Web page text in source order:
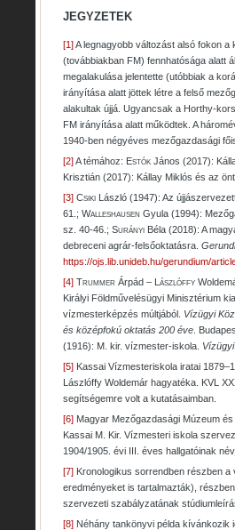
JEGYZETEK
[1]A legnagyobb változást alsó fokon
(továbbiakban FM) fennhatósága alatt
megalakulása jelentette (utóbbiak a
irányítása alatt jöttek létre a felső
alakultak újjá. Ugyancsak a Horthy-
FM irányítása alatt működtek. A
1940-ben négyéves mezőgazdasági
[2]A témához: Estók János (2017):
Krisztián (2017): Kállay Miklós és az
[3] Csiki László (1947): Az
61.; Walleshausen Gyula (1994):
sz. 40-46.; Surányi Béla (2018): A
debreceni agrár-felsőoktatásra.
https://ojs.lib.unideb.hu/gerundium/
[4] Trummer Árpád – Lászlóffy
Királyi Földművelésügyi Minisztérium
vízmesterképzés múltjából. Vízügyi
és középfokú oktatás 200 éve .
(1916): M. kir. vízmester-iskola.
[5] Kassai Vízmesteriskola iratai
Lászlóffy Woldemár hagyatéka. KVL
segítségemre volt a kutatásaimban.
[6] Magyar Mezőgazdasági Múzeum
Kassai M. Kir. Vízmesteri iskola
1904/1905. évi III. éves hallgatóinak
[7] Kronologikus sorrendben részben
eredményeket is tartalmazták),
szervezeti szabályzatának
[8] Néhány tankönyvi példa kívánkozik